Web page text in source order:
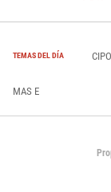
TEMAS DEL DÍA
MAS E